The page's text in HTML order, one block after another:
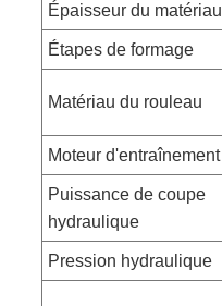
Épaisseur du matériau
Étapes de formage
Matériau du rouleau
Moteur d'entraînement
Puissance de coupe
hydraulique
Pression hydraulique